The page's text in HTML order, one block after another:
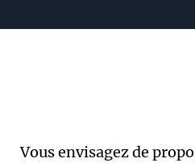
Vous envisagez de